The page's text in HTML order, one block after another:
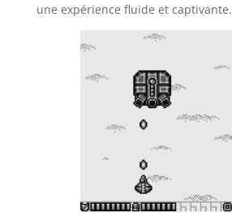
une expérience fluide et captivante.